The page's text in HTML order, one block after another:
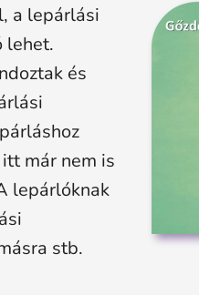
a lepárlási
lehet.
és
már nem is
lepárlóknak
stb.